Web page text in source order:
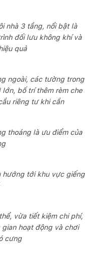
nhà 3 tầng, nổi bật là
đối lưu không khí và
quả
ngoài, các tường trong
bố trí thêm rèm che
riêng tư khi cần
thoáng là ưu điểm của
hướng tới khu vực giếng
vừa tiết kiệm chi phí,
hoạt động và chơi
cưng